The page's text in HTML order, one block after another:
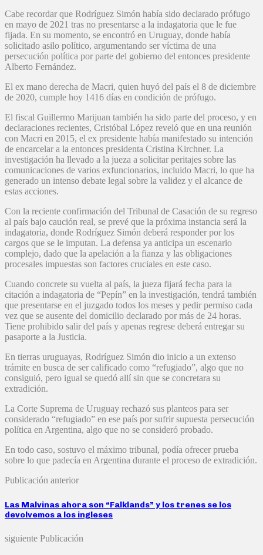
Cabe recordar que Rodríguez Simón había sido declarado prófugo
en mayo de 2021 tras no presentarse a la indagatoria que le fue
fijada. En su momento, se encontró en Uruguay, donde había
solicitado asilo político, argumentando ser víctima de una
persecución política por parte del gobierno del entonces presidente
Alberto Fernández.
El ex mano derecha de Macri, quien huyó del país el 8 de diciembre
de 2020, cumple hoy 1416 días en condición de prófugo.
El fiscal Guillermo Marijuan también ha sido parte del proceso, y en
declaraciones recientes, Cristóbal López reveló que en una reunión
con Macri en 2015, el ex presidente había manifestado su intención
de encarcelar a la entonces presidenta Cristina Kirchner. La
investigación ha llevado a la jueza a solicitar peritajes sobre las
comunicaciones de varios exfuncionarios, incluido Macri, lo que ha
generado un intenso debate legal sobre la validez y el alcance de
estas acciones.
Con la reciente confirmación del Tribunal de Casación de su regreso
al país bajo caución real, se prevé que la próxima instancia será la
indagatoria, donde Rodríguez Simón deberá responder por los
cargos que se le imputan. La defensa ya anticipa un escenario
complejo, dado que la apelación a la fianza y las obligaciones
procesales impuestas son factores cruciales en este caso.
Cuando concrete su vuelta al país, la jueza fijará fecha para la
citación a indagatoria de “Pepín” en la investigación, tendrá también
que presentarse en el juzgado todos los meses y pedir permiso cada
vez que se ausente del domicilio declarado por más de 24 horas.
Tiene prohibido salir del país y apenas regrese deberá entregar su
pasaporte a la Justicia.
En tierras uruguayas, Rodríguez Simón dio inicio a un extenso
trámite en busca de ser calificado como “refugiado”, algo que no
consiguió, pero igual se quedó allí sin que se concretara su
extradición.
La Corte Suprema de Uruguay rechazó sus planteos para ser
considerado “refugiado” en ese país por sufrir supuesta persecución
política en Argentina, algo que no se consideró probado.
En todo caso, sostuvo el máximo tribunal, podía ofrecer prueba
sobre lo que padecía en Argentina durante el proceso de extradición.
Publicación anterior
Las Malvinas ahora son “Falklands” y los trenes se los
devolvemos a los ingleses
siguiente Publicación